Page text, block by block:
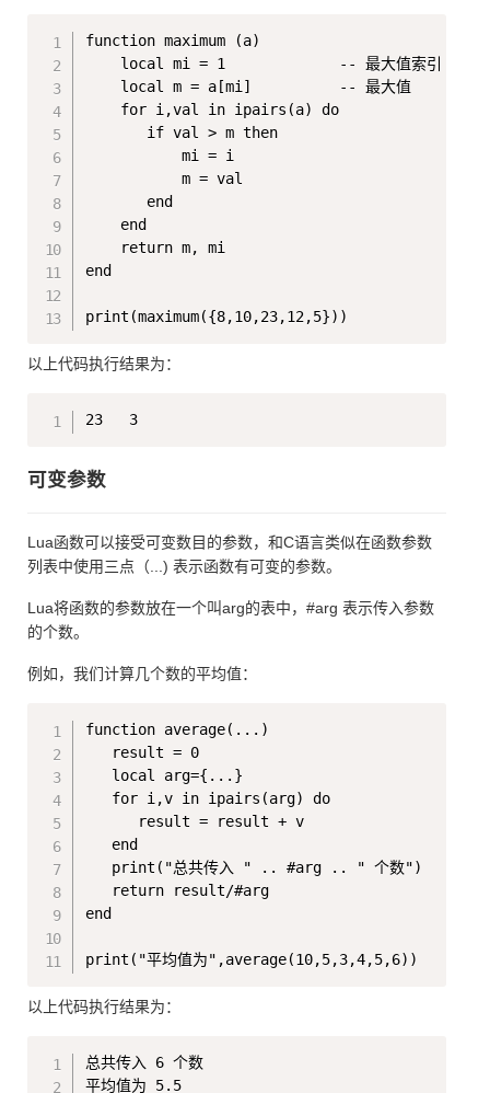
function maximum (a)
    local mi = 1             -- 最大值索引
    local m = a[mi]          -- 最大值
    for i,val in ipairs(a) do
       if val > m then
           mi = i
           m = val
       end
    end
    return m, mi
end
以上代码执行结果为：
可变参数
Lua函数可以接受可变数目的参数，和C语言类似在函数参数
列表中使用三点（...) 表示函数有可变的参数。
Lua将函数的参数放在一个叫arg的表中，#arg 表示传入参数
的个数。
例如，我们计算几个数的平均值：
function average(...)
   result = 0
   local arg={...}
   for i,v in ipairs(arg) do
      result = result + v
   end
   print("总共传入 " .. #arg .. " 个数")
   return result/#arg
end
以上代码执行结果为：
总共传入 6 个数